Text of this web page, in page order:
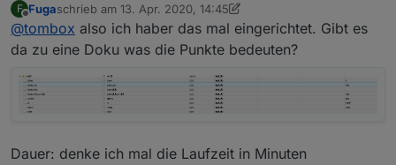
ich habe mal einen Adapter für die
Gartenbewässerung geschrieben. Ich habe versucht
alle Funktionen hier aus dem Skript zu übernehmen.
Mail und Pushover sind nicht integriert da man sich die
Pause fehlt auch weil das relativ komplex ist.
Es ist noch eine Beta. Also bitte nicht ohne
Überwachung testen. Nicht das es zu einer
Überwässerung kommt.
den Adapter integrieren.
https://forum.iobroker.net/topic/32213/test-adapter-
F
Offline
Fugaschrieb am 13. Apr. 2020, 14:45
zuletzt editiert von Fuga
@tombox also ich haber das mal eingerichtet. Gibt es
da zu eine Doku was die Punkte bedeuten?
Dauer: denke ich mal die Laufzeit in Minuten